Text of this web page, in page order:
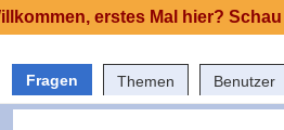
Fragen Themen Benutzer
erstes Mal hier?